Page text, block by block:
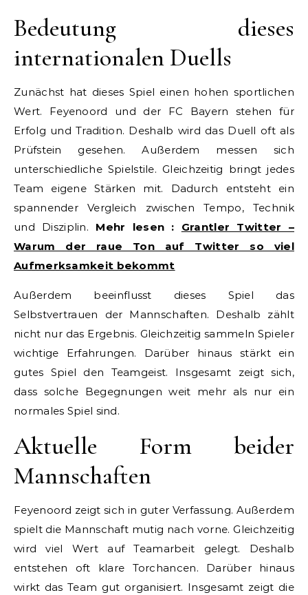
Bedeutung dieses
internationalen Duells
Zunächst hat dieses Spiel einen hohen sportlichen
Wert. Feyenoord und der FC Bayern stehen für
Erfolg und Tradition. Deshalb wird das Duell oft als
Prüfstein gesehen. Außerdem messen sich
unterschiedliche Spielstile. Gleichzeitig bringt jedes
Team eigene Stärken mit. Dadurch entsteht ein
spannender Vergleich zwischen Tempo, Technik
und Disziplin. Mehr lesen :
Grantler Twitter –
Warum der raue Ton auf Twitter so viel
Aufmerksamkeit bekommt
Außerdem beeinflusst dieses Spiel das
Selbstvertrauen der Mannschaften. Deshalb zählt
nicht nur das Ergebnis. Gleichzeitig sammeln Spieler
wichtige Erfahrungen. Darüber hinaus stärkt ein
gutes Spiel den Teamgeist. Insgesamt zeigt sich,
dass solche Begegnungen weit mehr als nur ein
normales Spiel sind.
Aktuelle Form beider
Mannschaften
Feyenoord zeigt sich in guter Verfassung. Außerdem
spielt die Mannschaft mutig nach vorne. Gleichzeitig
wird viel Wert auf Teamarbeit gelegt. Deshalb
entstehen oft klare Torchancen. Darüber hinaus
wirkt das Team gut organisiert. Insgesamt zeigt die